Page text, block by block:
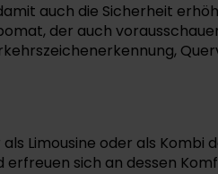
auch die Sicherheit
der auch
Limousine oder als
sich an dessen